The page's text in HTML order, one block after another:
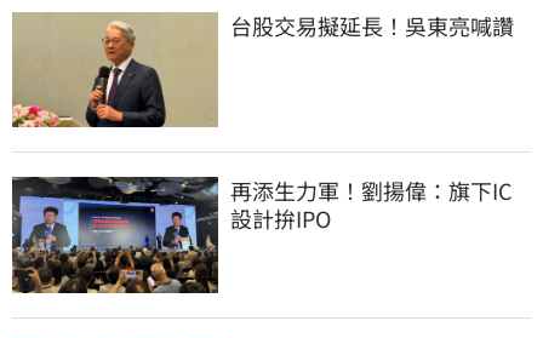
台股交易擬延長！吳東亮喊讚
再添生力軍！劉揚偉：旗下IC
設計拚IPO